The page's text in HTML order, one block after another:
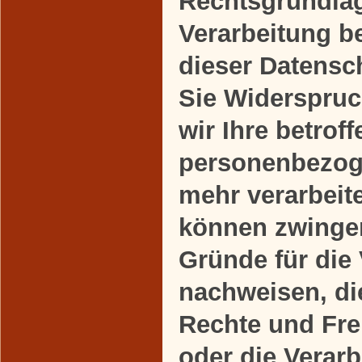
Verarbeitung
dieser
Sie
wir Ihre
mehr
können
Gründe für die
nachweisen,
Rechte und
oder die